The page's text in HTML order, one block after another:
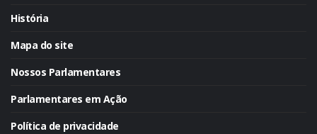
História
Mapa do site
Nossos Parlamentares
Parlamentares em Ação
Política de privacidade